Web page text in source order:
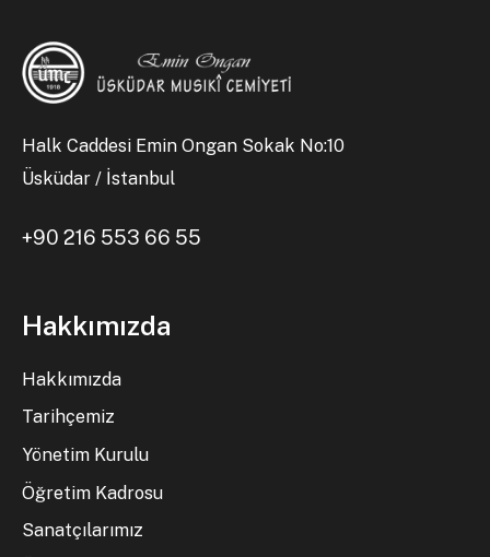
Halk Caddesi Emin Ongan Sokak No:10
Üsküdar / İstanbul
+90 216 553 66 55
Hakkımızda
Hakkımızda
Tarihçemiz
Yönetim Kurulu
Öğretim Kadrosu
Sanatçılarımız